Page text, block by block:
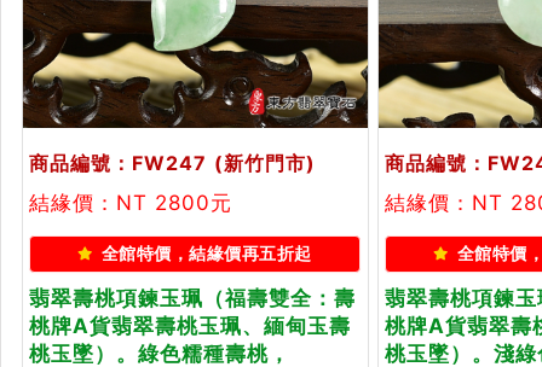
商品編號：FW247 (新竹門市)
結緣價：NT 2800元
全館特價，結緣價再五折起
翡翠壽桃項鍊玉珮（福壽雙全：壽
桃牌A貨翡翠壽桃玉珮、緬甸玉壽
桃玉墜）。綠色糯種壽桃，
商品編號：
結緣價：NT
全館特價
翡翠壽桃項鍊
桃牌A貨翡翠壽
桃玉墜）。淺